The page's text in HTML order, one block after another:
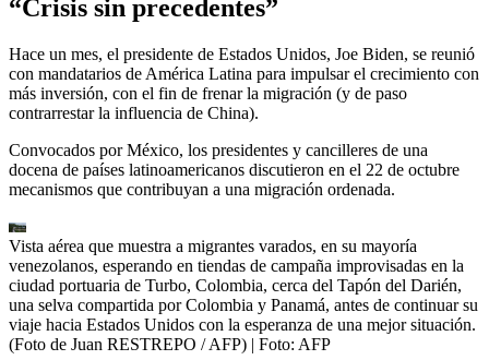
“Crisis sin precedentes”
Hace un mes, el presidente de Estados Unidos, Joe Biden, se reunió
con mandatarios de América Latina para impulsar el crecimiento con
más inversión, con el fin de frenar la migración (y de paso
contrarrestar la influencia de China).
Convocados por México, los presidentes y cancilleres de una
docena de países latinoamericanos discutieron en el 22 de octubre
mecanismos que contribuyan a una migración ordenada.
Vista aérea que muestra a migrantes varados, en su mayoría
venezolanos, esperando en tiendas de campaña improvisadas en la
ciudad portuaria de Turbo, Colombia, cerca del Tapón del Darién,
una selva compartida por Colombia y Panamá, antes de continuar su
viaje hacia Estados Unidos con la esperanza de una mejor situación.
(Foto de Juan RESTREPO / AFP) | Foto: AFP